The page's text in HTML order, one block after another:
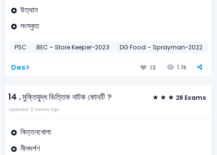
উত্থান
সংস্কৃত
PSC BEC – Store Keeper-2023 DG Food – Sprayman-2022
Des 13 1.1k
14 .মুক্তিযুদ্ধ ভিত্তিক নাটক কোনটি ? 28 Exams
Updated: 2 weeks ago
কিত্তনখোলা
নীলদর্পণ